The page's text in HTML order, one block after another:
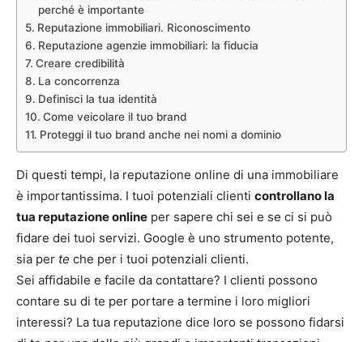
perché è importante
Reputazione immobiliari. Riconoscimento
Reputazione agenzie immobiliari: la fiducia
Creare credibilità
La concorrenza
Definisci la tua identità
Come veicolare il tuo brand
Proteggi il tuo brand anche nei nomi a dominio
Di questi tempi, la reputazione online di una immobiliare
è importantissima. I tuoi potenziali clienti controllano la
tua reputazione online per sapere chi sei e se ci si può
fidare dei tuoi servizi. Google è uno strumento potente,
sia per te che per i tuoi potenziali clienti.
Sei affidabile e facile da contattare? I clienti possono
contare su di te per portare a termine i loro migliori
interessi? La tua reputazione dice loro se possono fidarsi